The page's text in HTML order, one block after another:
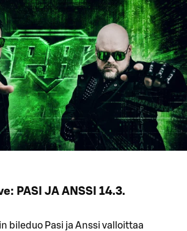
PASI JA ANSSI 14.3.
bileduo Pasi ja Anssi valloittaa